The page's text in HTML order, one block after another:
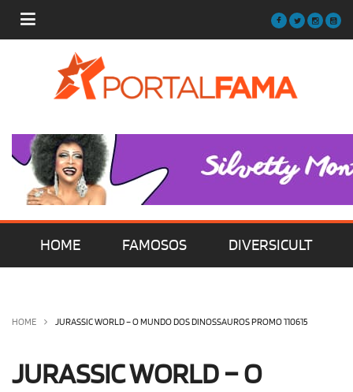
HOME FAMOSOS DIVERSICULT
OLHA ISSO! EU QUERO!
HOME JURASSIC WORLD – O MUNDO DOS DINOSSAUROS PROMO 110615
JURASSIC WORLD – O